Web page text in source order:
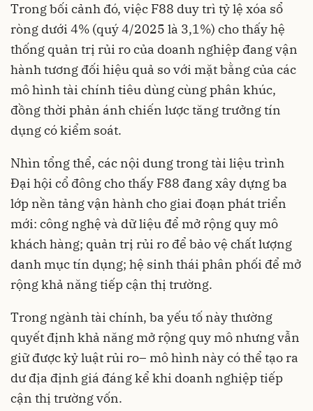
Trong bối cảnh đó, việc F88 duy trì tỷ lệ xóa sổ
ròng dưới 4% (quý 4/2025 là 3,1%) cho thấy hệ
thống quản trị rủi ro của doanh nghiệp đang vận
hành tương đối hiệu quả so với mặt bằng của các
mô hình tài chính tiêu dùng cùng phân khúc,
đồng thời phản ánh chiến lược tăng trưởng tín
dụng có kiểm soát.
Nhìn tổng thể, các nội dung trong tài liệu trình
Đại hội cổ đông cho thấy F88 đang xây dựng ba
lớp nền tảng vận hành cho giai đoạn phát triển
mới: công nghệ và dữ liệu để mở rộng quy mô
khách hàng; quản trị rủi ro để bảo vệ chất lượng
danh mục tín dụng; hệ sinh thái phân phối để mở
rộng khả năng tiếp cận thị trường.
Trong ngành tài chính, ba yếu tố này thường
quyết định khả năng mở rộng quy mô nhưng vẫn
giữ được kỷ luật rủi ro– mô hình này có thể tạo ra
dư địa định giá đáng kể khi doanh nghiệp tiếp
cận thị trường vốn.